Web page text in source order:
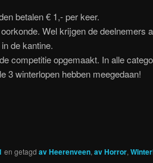
betalen € 1,- per keer.
Wel krijgen de deelnemers
de kantine.
competitie opgemaakt. In alle
3 winterlopen hebben meegedaan!
en getagd av Heerenveen, av Horror,